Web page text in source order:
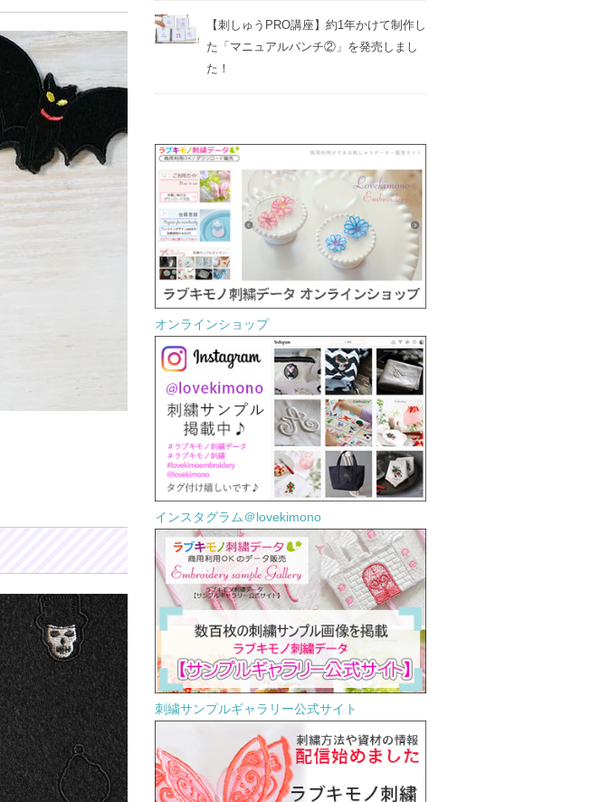
【刺しゅうPRO講座】約1年かけて制作し
た「マニュアルパンチ②」を発売しまし
た！
オンラインショップ
インスタグラム＠lovekimono
刺繍サンプルギャラリー公式サイト